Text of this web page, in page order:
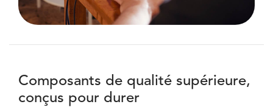
Composants de qualité supérieure,
conçus pour durer